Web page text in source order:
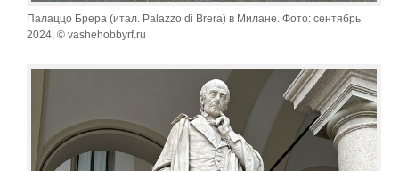
Палаццо Брера (итал. Palazzo di Brera) в Милане. Фото: сентябрь
2024, © vashehobbyrf.ru